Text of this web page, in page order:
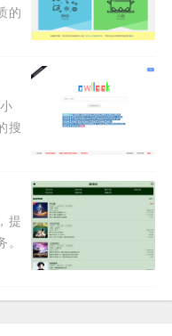
的
提
搜
提
。
的